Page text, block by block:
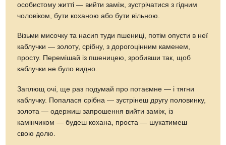
особистому житті — вийти заміж, зустрічатися з гідним
чоловіком, бути коханою або бути вільною.
Візьми мисочку та насип туди пшениці, потім опусти в неї
каблучки — золоту, срібну, з дорогоцінним каменем,
просту. Перемішай із пшеницею, зробивши так, щоб
каблучки не було видно.
Заплющ очі, ще раз подумай про потаємне — і тягни
каблучку. Попалася срібна — зустрінеш другу половинку,
золота — одержиш запрошення вийти заміж, із
камінчиком — будеш кохана, проста — шукатимеш
свою долю.